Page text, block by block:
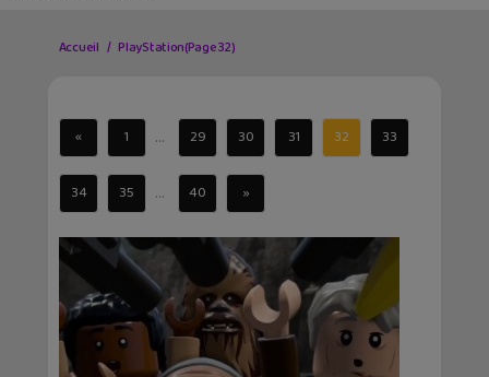
Accueil PlayStation(Page 32)
« 1 ... 29 30 31 32 33
34 35 ... 40 »